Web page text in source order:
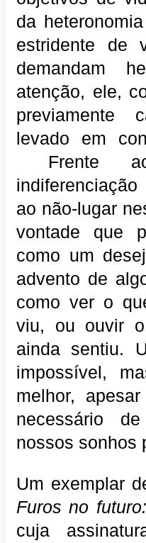
da
estridente de
demandam
atenção, ele,
previamente
levado em
Frente
ao não-lugar
vontade que
como um
advento de
como ver o
viu, ou ouvir
ainda sentiu.
impossível,
melhor,
necessário
nossos sonhos
Um exemplar
Furos no futuro:
cuja